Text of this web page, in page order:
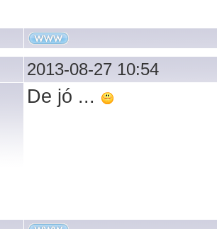
2013-08-27 10:54
De jó ...